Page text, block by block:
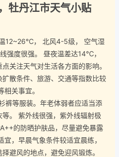
牡丹江市天气小贴
12~26℃， 北风4-5级， 空气湿
强度很强。 昼夜温差达14℃，
关注天气对生活各方面的影响。
散条件、旅游、交通等指数比较
关事宜。
等服装。年老体弱者应适当添
。 紫外线很强，紫外线辐射极
的防晒护肤品，尽量避免暴露
，早晨气象条件较适宜晨练，
避风的地点，避免迎风锻炼。